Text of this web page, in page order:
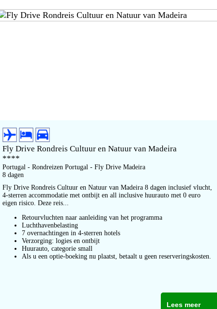
Fly Drive Rondreis Cultuur en Natuur van Madeira
****
Portugal - Rondreizen Portugal - Fly Drive Madeira
8 dagen
Fly Drive Rondreis Cultuur en Natuur van Madeira 8 dagen inclusief vlucht,
4-sterren accommodatie met ontbijt en all inclusive huurauto met 0 euro
eigen risico. Deze reis...
Retourvluchten naar aanleiding van het programma
Luchthavenbelasting
7 overnachtingen in 4-sterren hotels
Verzorging: logies en ontbijt
Huurauto, categorie small
Als u een optie-boeking nu plaatst, betaalt u geen reserveringskosten.
Lees meer